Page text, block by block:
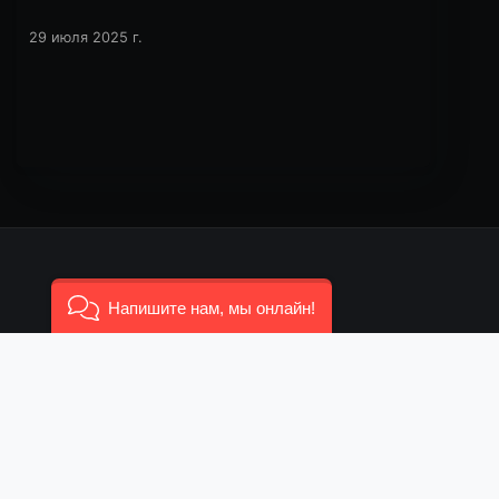
29 июля 2025 г.
ВЕРА И ЖИЗНЬ
Напишите нам, мы онлайн!